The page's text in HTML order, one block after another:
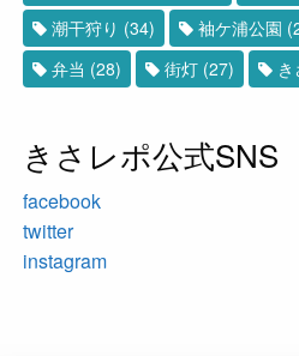
潮干狩り (34) 袖ケ浦公園
弁当 (28) 街灯 (27)
きさレポ公式SNS
facebook
twitter
instagram